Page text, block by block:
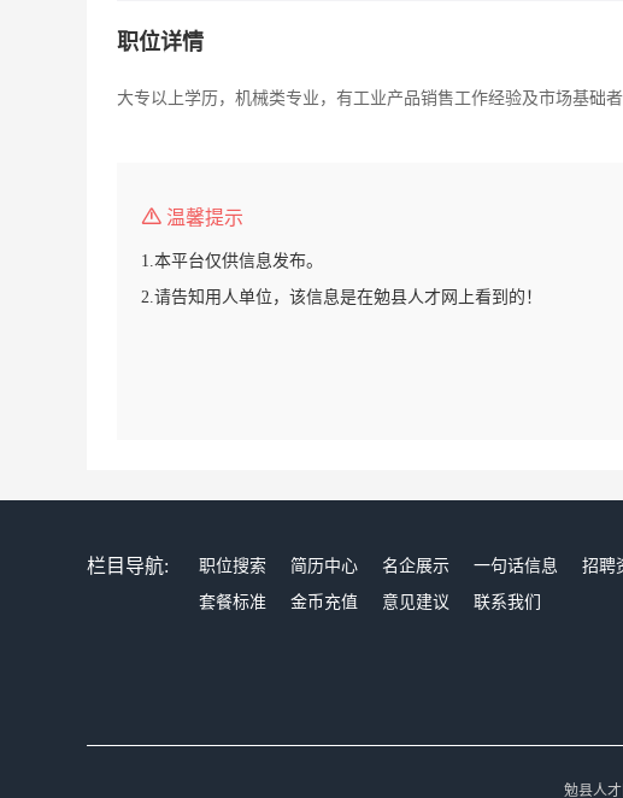
职位详情
大专以上学历，机械类专业，有工业产品销售工作经验及市场基础
温馨提示
1.本平台仅供信息发布。
2.请告知用人单位，该信息是在勉县人才网上看到的！
栏目导航: 职位搜索 简历中心 名企展示 一句话信息 招聘
套餐标准
金币充值 意见建议 联系我们
勉县人